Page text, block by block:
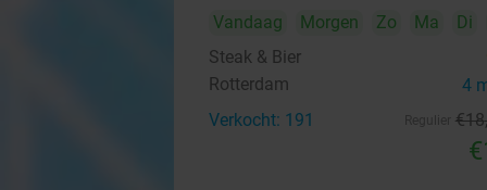
Vandaag Morgen Zo Ma Di
Steak & Bier
Rotterdam 4
Verkocht: 191 €18